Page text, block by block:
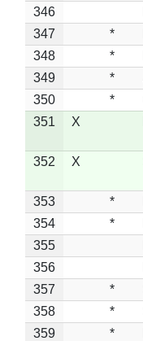
346
347
*
348
*
349
*
350
*
351
X
352 X
353 *
354
*
355
356
357
*
358
*
359
*